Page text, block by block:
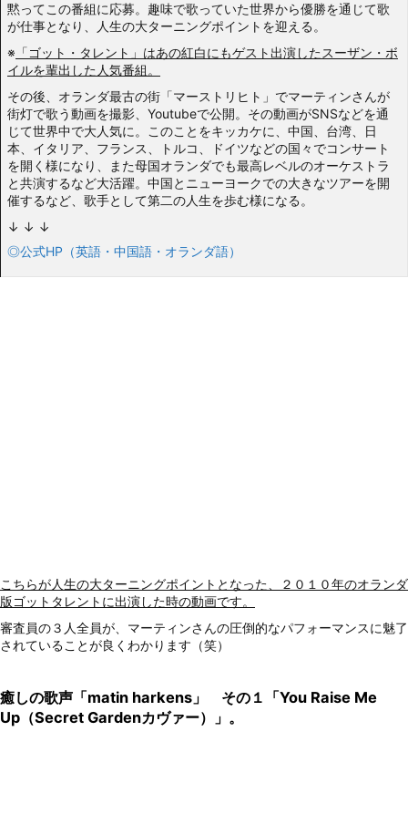
黙ってこの番組に応募。趣味で歌っていた世界から優勝を通じて歌
が仕事となり、人生の大ターニングポイントを迎える。
※ 「ゴット・タレント」はあの紅白にもゲスト出演したスーザン・ボ
イルを輩出した人気番組。
その後、オランダ最古の街「マーストリヒト」でマーティンさんが
街灯で歌う動画を撮影、Youtubeで公開。その動画がSNSなどを通
じて世界中で大人気に。このことをキッカケに、中国、台湾、日
本、イタリア、フランス、トルコ、ドイツなどの国々でコンサート
を開く様になり、また母国オランダでも最高レベルのオーケストラ
と共演するなど大活躍。中国とニューヨークでの大きなツアーを開
催するなど、歌手として第二の人生を歩む様になる。
↓ ↓ ↓
◎公式HP（英語・中国語・オランダ語）
こちらが人生の大ターニングポイントとなった、２０１０年のオランダ
版ゴットタレントに出演した時の動画です。
審査員の３人全員が、マーティンさんの圧倒的なパフォーマンスに魅了
されていることが良くわかります（笑）
癒しの歌声「matin harkens」 その１「You Raise Me
Up（Secret Gardenカヴァー）」。